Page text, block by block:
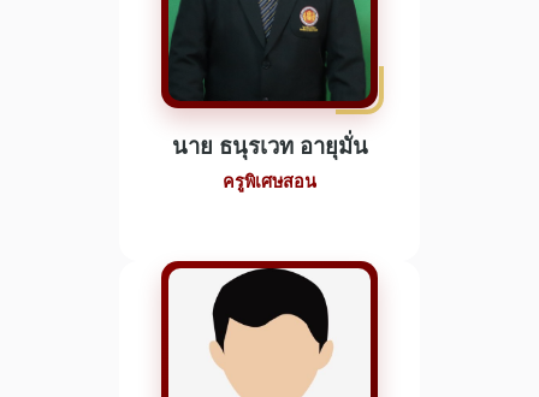
นาย ธนุรเวท อายุมั่น
ครูพิเศษสอน